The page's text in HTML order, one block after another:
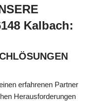
Kalbach:
erfahrenen Partner
Herausforderungen